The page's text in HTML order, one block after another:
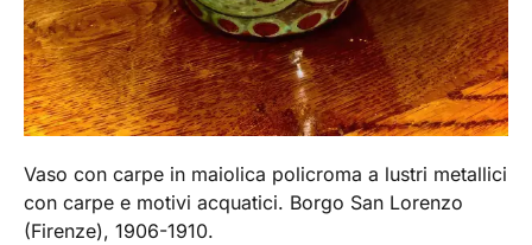
Vaso con carpe in maiolica policroma a lustri metallici
con carpe e motivi acquatici. Borgo San Lorenzo
(Firenze), 1906-1910.